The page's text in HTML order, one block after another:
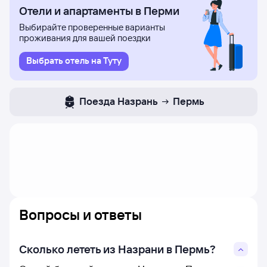
Цены в расписании указаны ориентировочные:
эти цены найдены пользователями Туту за последние
двое суток. Если цена не указана, вы можете узнать ее,
нажав на кнопку «Найти билет».
Чтобы проверить, есть ли в наличии билеты
к выбору авиабилетов.
Отели и апартаменты в Перми
Выбирайте проверенные варианты
проживания для вашей поездки
Выбрать отель на Туту
Поезда Назрань Пермь
Вопросы и ответы
Сколько лететь из Назрани в Пермь?